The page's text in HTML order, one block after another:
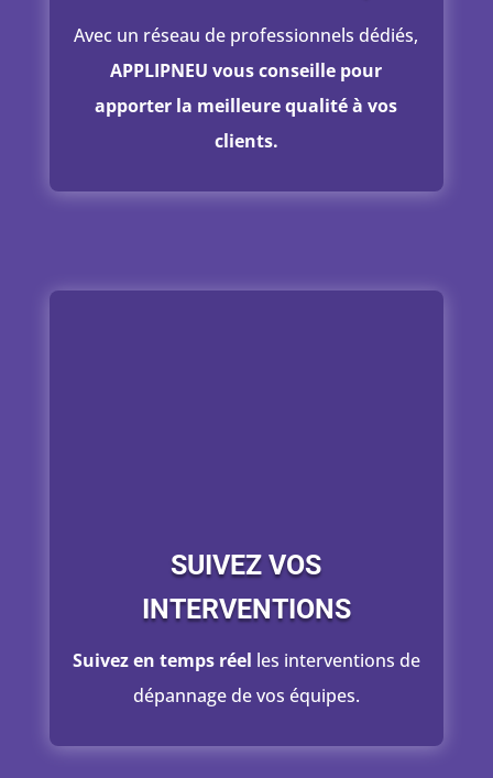
Avec un réseau de professionnels dédiés,
APPLIPNEU vous conseille pour
apporter la meilleure qualité à vos
clients.
SUIVEZ VOS
INTERVENTIONS
Suivez en temps réel les interventions de
dépannage de vos équipes.